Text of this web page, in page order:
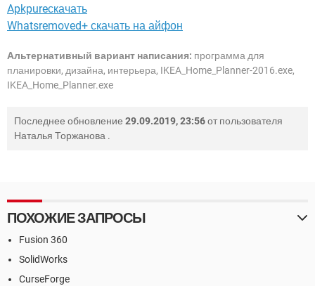
Apkpureскачать
Whatsremoved+ скачать на айфон
Альтернативный вариант написания: программа для
планировки, дизайна, интерьера, IKEA_Home_Planner-2016.exe,
IKEA_Home_Planner.exe
Последнее обновление 29.09.2019, 23:56от пользователя
Наталья Торжанова .
ПОХОЖИЕ ЗАПРОСЫ
Fusion 360
SolidWorks
CurseForge